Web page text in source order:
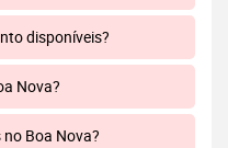
disponíveis?
Nova?
Boa Nova?